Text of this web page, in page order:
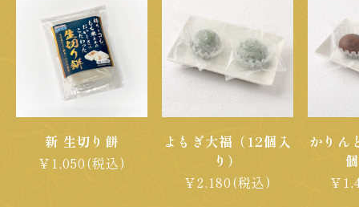
新 生切り餅
￥1,050(税込)
よもぎ大福（12個入
り）
￥2,180(税込)
かりん
￥